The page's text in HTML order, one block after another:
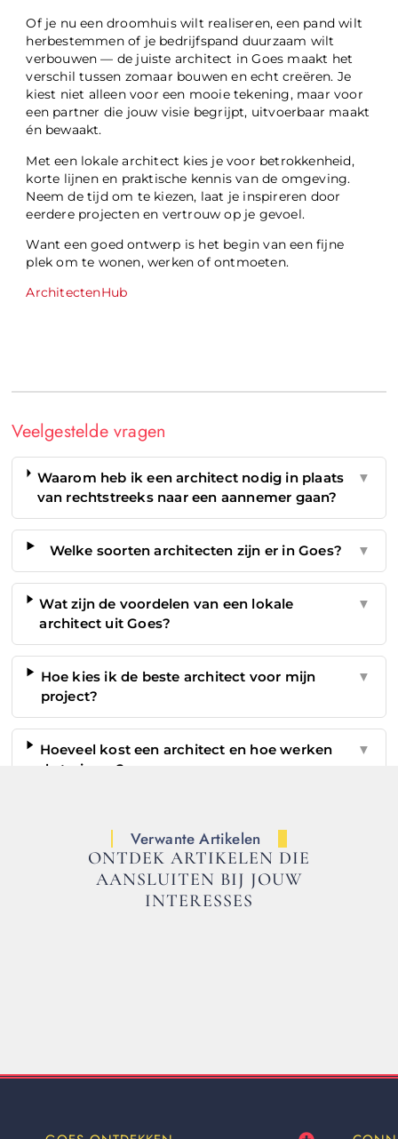
Of je nu een droomhuis wilt realiseren, een pand wilt
herbestemmen of je bedrijfspand duurzaam wilt
verbouwen — de juiste architect in Goes maakt het
verschil tussen zomaar bouwen en echt creëren. Je
kiest niet alleen voor een mooie tekening, maar voor
een partner die jouw visie begrijpt, uitvoerbaar maakt
én bewaakt.
Met een lokale architect kies je voor betrokkenheid,
korte lijnen en praktische kennis van de omgeving.
Neem de tijd om te kiezen, laat je inspireren door
eerdere projecten en vertrouw op je gevoel.
Want een goed ontwerp is het begin van een fijne
plek om te wonen, werken of ontmoeten.
ArchitectenHub
Veelgestelde vragen
Waarom heb ik een architect nodig in plaats
van rechtstreeks naar een aannemer gaan?
▼
Welke soorten architecten zijn er in Goes? ▼
Wat zijn de voordelen van een lokale
architect uit Goes?
▼
Hoe kies ik de beste architect voor mijn
project?
▼
Hoeveel kost een architect en hoe werken
de tarieven?
▼
Verwante Artikelen
ONTDEK ARTIKELEN DIE
AANSLUITEN BIJ JOUW
INTERESSES